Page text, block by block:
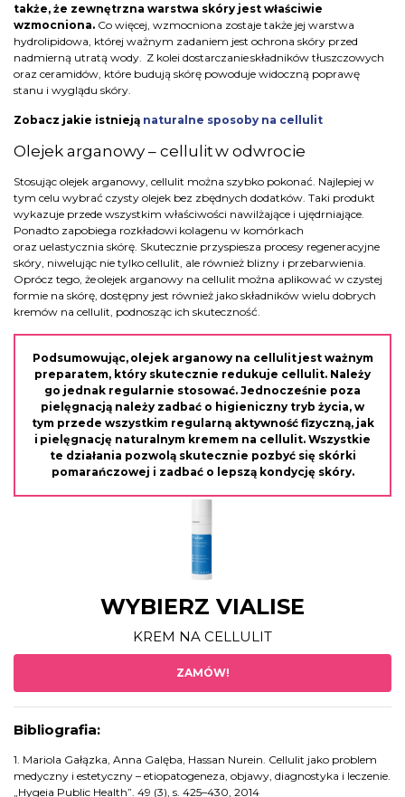
także, że zewnętrzna warstwa skóry jest właściwie
wzmocniona. Co więcej, wzmocniona zostaje także jej warstwa
hydrolipidowa, której ważnym zadaniem jest ochrona skóry przed
nadmierną utratą wody. Z kolei dostarczanie składników tłuszczowych
oraz ceramidów, które budują skórę powoduje widoczną poprawę
stanu i wyglądu skóry.
Zobacz jakie istnieją naturalne sposoby na cellulit
Olejek arganowy – cellulit w odwrocie
Stosując olejek arganowy, cellulit można szybko pokonać. Najlepiej w
tym celu wybrać czysty olejek bez zbędnych dodatków. Taki produkt
wykazuje przede wszystkim właściwości nawilżające i ujędrniające.
Ponadto zapobiega rozkładowi kolagenu w komórkach
oraz uelastycznia skórę. Skutecznie przyspiesza procesy regeneracyjne
skóry, niwelując nie tylko cellulit, ale również blizny i przebarwienia.
Oprócz tego, że olejek arganowy na cellulit można aplikować w czystej
formie na skórę, dostępny jest również jako składników wielu dobrych
kremów na cellulit, podnosząc ich skuteczność.
Podsumowując, olejek arganowy na cellulit jest ważnym
preparatem, który skutecznie redukuje cellulit. Należy
go jednak regularnie stosować. Jednocześnie poza
pielęgnacją należy zadbać o higieniczny tryb życia, w
tym przede wszystkim regularną aktywność fizyczną, jak
i pielęgnację naturalnym kremem na cellulit. Wszystkie
te działania pozwolą skutecznie pozbyć się skórki
pomarańczowej i zadbać o lepszą kondycję skóry.
WYBIERZ VIALISE
KREM NA CELLULIT
ZAMÓW!
Bibliografia:
1. Mariola Gałązka, Anna Galęba, Hassan Nurein. Cellulit jako problem
medyczny i estetyczny – etiopatogeneza, objawy, diagnostyka i leczenie.
„Hygeia Public Health”. 49 (3), s. 425–430, 2014